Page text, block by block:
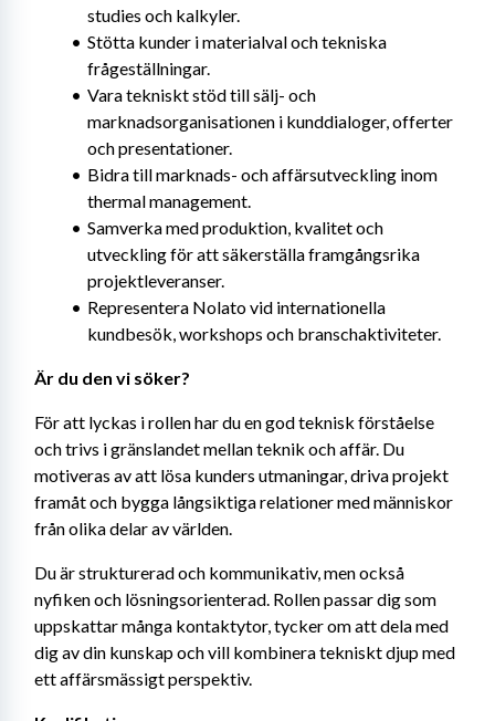
studies och kalkyler.
Stötta kunder i materialval och tekniska
frågeställningar.
Vara tekniskt stöd till sälj- och
marknadsorganisationen i kunddialoger, offerter
och presentationer.
Bidra till marknads- och affärsutveckling inom
thermal management.
Samverka med produktion, kvalitet och
utveckling för att säkerställa framgångsrika
projektleveranser.
Representera Nolato vid internationella
kundbesök, workshops och branschaktiviteter.
Är du den vi söker?
För att lyckas i rollen har du en god teknisk förståelse
och trivs i gränslandet mellan teknik och affär. Du
motiveras av att lösa kunders utmaningar, driva projekt
framåt och bygga långsiktiga relationer med människor
från olika delar av världen.
Du är strukturerad och kommunikativ, men också
nyfiken och lösningsorienterad. Rollen passar dig som
uppskattar många kontaktytor, tycker om att dela med
dig av din kunskap och vill kombinera tekniskt djup med
ett affärsmässigt perspektiv.